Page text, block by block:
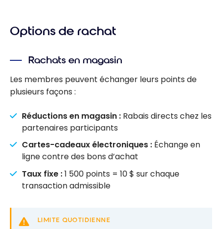
Options de rachat
Rachats en magasin
Les membres peuvent échanger leurs points de
plusieurs façons :
Réductions en magasin : Rabais directs chez les
partenaires participants
Cartes-cadeaux électroniques : Échange en
ligne contre des bons d’achat
Taux fixe :1 500 points = 10 $ sur chaque
transaction admissible
LIMITE QUOTIDIENNE